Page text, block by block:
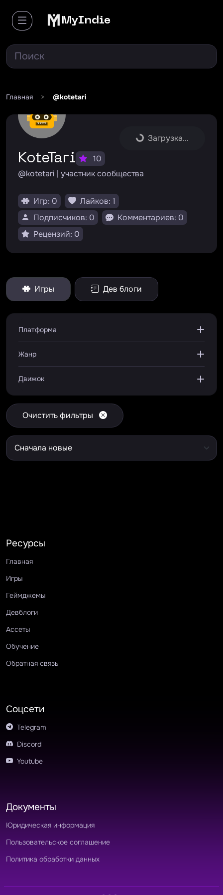
MyIndie
Главная > @kotetari
Загрузка...
KoteTari
10
@kotetari | участник сообщества
Игр: 0
Лайков: 1
Подписчиков: 0
Комментариев: 0
Рецензий: 0
Игры Дев блоги
Платформа
Жанр
Движок
Очистить фильтры
Ресурсы
Главная
Игры
Геймджемы
Девблоги
Ассеты
Обучение
Обратная связь
Соцсети
Telegram
Discord
Youtube
Документы
Юридическая информация
Пользовательское соглашение
Политика обработки данных